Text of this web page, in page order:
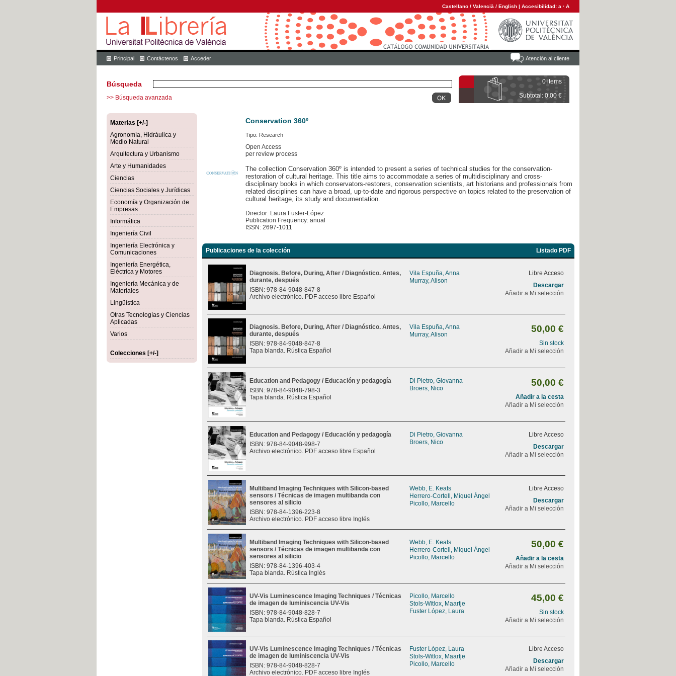
Castellano / Valencià / English | Accesibilidad: a · A
Atención al cliente
Principal Contáctenos Acceder
0 items
Subtotal: 0,00 €
Búsqueda
>> Búsqueda avanzada
Materias [+/-]
Agronomía, Hidráulica y
Medio Natural
Arquitectura y Urbanismo
Arte y Humanidades
Ciencias
Ciencias Sociales y Jurídicas
Economía y Organización de
Empresas
Informática
Ingeniería Civil
Ingeniería Electrónica y
Comunicaciones
Ingeniería Energética,
Eléctrica y Motores
Ingeniería Mecánica y de
Materiales
Lingüística
Otras Tecnologías y Ciencias
Aplicadas
Varios
Colecciones [+/-]
Conservation 360º
Tipo: Research
Open Access
per review process
The collection Conservation 360º is intended to present a series of technical studies for the conservation-
restoration of cultural heritage. This title aims to accommodate a series of multidisciplinary and cross-
disciplinary books in which conservators-restorers, conservation scientists, art historians and professionals from
related disciplines can have a broad, up-to-date and rigorous perspective on topics related to the preservation of
cultural heritage, its study and documentation.
Director: Laura Fuster-López
Publication Frequency: anual
ISSN: 2697-1011
Publicaciones de la colección Listado PDF
Diagnosis. Before, During, After / Diagnóstico. Antes,
durante, después
ISBN: 978-84-9048-847-8
Archivo electrónico. PDF acceso libre Español
Vila Espuña, Anna
Murray, Alison
Libre Acceso
Descargar
Añadir a Mi selección
Diagnosis. Before, During, After / Diagnóstico. Antes,
durante, después
ISBN: 978-84-9048-847-8
Tapa blanda. Rústica Español
Vila Espuña, Anna
Murray, Alison
50,00 €
Sin stock
Añadir a Mi selección
Education and Pedagogy / Educación y pedagogía
ISBN: 978-84-9048-798-3
Tapa blanda. Rústica Español
Di Pietro, Giovanna
Broers, Nico
50,00 €
Añadir a la cesta
Añadir a Mi selección
Education and Pedagogy / Educación y pedagogía
ISBN: 978-84-9048-998-7
Archivo electrónico. PDF acceso libre Español
Di Pietro, Giovanna
Broers, Nico
Libre Acceso
Descargar
Añadir a Mi selección
Multiband Imaging Techniques with Silicon-based
sensors / Técnicas de imagen multibanda con
sensores al silicio
ISBN: 978-84-1396-223-8
Archivo electrónico. PDF acceso libre Inglés
Webb, E. Keats
Herrero-Cortell, Miquel Àngel
Picollo, Marcello
Libre Acceso
Descargar
Añadir a Mi selección
Multiband Imaging Techniques with Silicon-based
sensors / Técnicas de imagen multibanda con
sensores al silicio
ISBN: 978-84-1396-403-4
Tapa blanda. Rústica Inglés
Webb, E. Keats
Herrero-Cortell, Miquel Àngel
Picollo, Marcello
50,00 €
Añadir a la cesta
Añadir a Mi selección
UV-Vis Luminescence Imaging Techniques / Técnicas
de imagen de luminiscencia UV-Vis
ISBN: 978-84-9048-828-7
Tapa blanda. Rústica Español
Picollo, Marcello
Stols-Witlox, Maartje
Fuster López, Laura
45,00 €
Sin stock
Añadir a Mi selección
UV-Vis Luminescence Imaging Techniques / Técnicas
de imagen de luminiscencia UV-Vis
ISBN: 978-84-9048-828-7
Archivo electrónico. PDF acceso libre Inglés
Fuster López, Laura
Stols-Witlox, Maartje
Picollo, Marcello
Libre Acceso
Descargar
Añadir a Mi selección